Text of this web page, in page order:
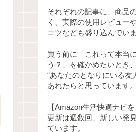
それぞれの記事に、商品
く、実際の使用レビュー
コツなども盛り込んでいま
買う前に「これって本当
う？」を確かめたいとき、
“あなたのとなりにいる友
あれたらと思っています。
【Amazon生活快適ナビ
更新は週数回、新しい発
ています。